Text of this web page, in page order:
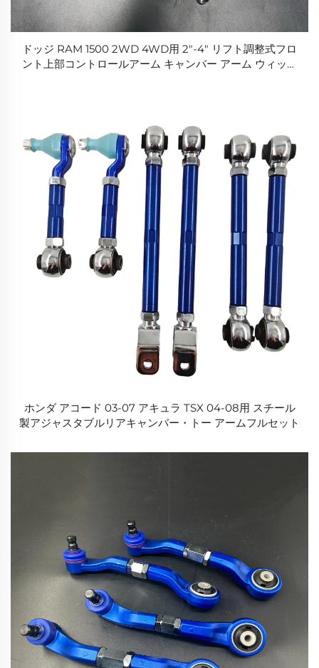
ドッジ RAM 1500 2WD 4WD用 2"-4" リフト調整式フロ
ント上部コントロールアーム キャンバー アーム ウィッシ
ホンダ アコード 03-07 アキュラ TSX 04-08用 スチール
製アジャスタブルリアキャンバー・トー アームフルセット